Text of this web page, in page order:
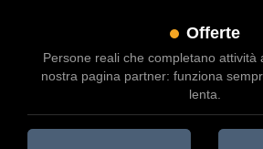
Offerte
Persone reali che completano attività
nostra pagina partner: funziona
lenta.